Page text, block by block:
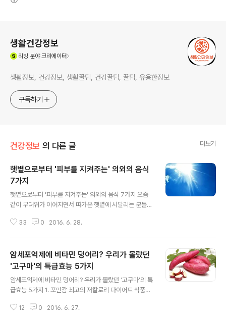
생활건강정보
리빙 분야 크리에이터
생활정보, 건강정보, 생활꿀팁, 건강꿀팁, 꿀팁, 유용한정보
구독하기
건강정보 의 다른 글 더보기
햇볕으로부터 '피부를 지켜주는' 의외의 음식
7가지
햇볕으로부터 '피부를 지켜주는' 의외의 음식 7가지 요즘
같이 무더위가 이어지면서 따가운 햇볕에 시달리는 분들이
염증이 생기고, 붉고 따가운 증상이 나타나면 화상으로 분
자연치유가 될 만큼 상태가 심하지는 않습니다. 빨갛게 변
한 부위도 일정 시간이 지나면 원래 피부색으로 돌아오는
데, 이를 '햇빛화상'이나 '일광화상'이라고 합니다. 하지만
이런 햇빛화상이 지속되면 피부암과 피부노화의 원인이 될
고 야외 활동 때는 모자를 쓰거나, 자외선차단제 등을 발라
33 0 2016. 6. 28.
암세포억제에 비타민 덩어리? 우리가 몰랐던
'고구마'의 특급효능 5가지
암세포억제에 비타민 덩어리? 우리가 몰랐던 '고구마'의 특
급효능 5가지 1. 포만감 최고의 저칼로리 다이어트 식품고
를 하면 음식물 섭취량이 줄어들어 변비에 걸리기 쉬운데
12 0 2016. 6. 27.